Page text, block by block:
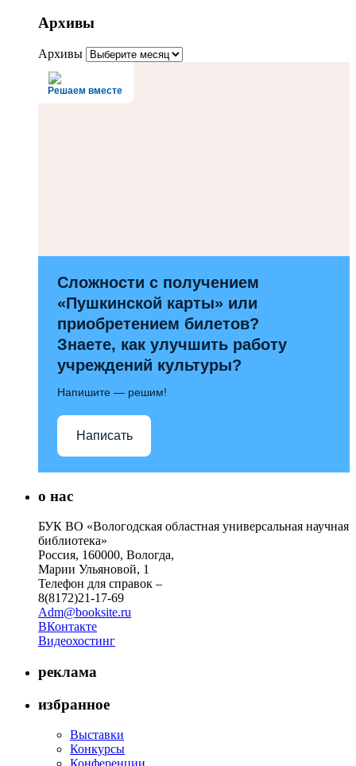
Архивы
Архивы
Решаем вместе
Сложности с получением
«Пушкинской карты» или
приобретением билетов?
Знаете, как улучшить работу
учреждений культуры?
Напишите — решим!
Написать
о нас
БУК ВО «Вологодская областная универсальная научная
библиотека»
Россия, 160000, Вологда,
Марии Ульяновой, 1
Телефон для справок –
8(8172)21-17-69
Adm@booksite.ru
ВКонтакте
Видеохостинг
реклама
избранное
Выставки
Конкурсы